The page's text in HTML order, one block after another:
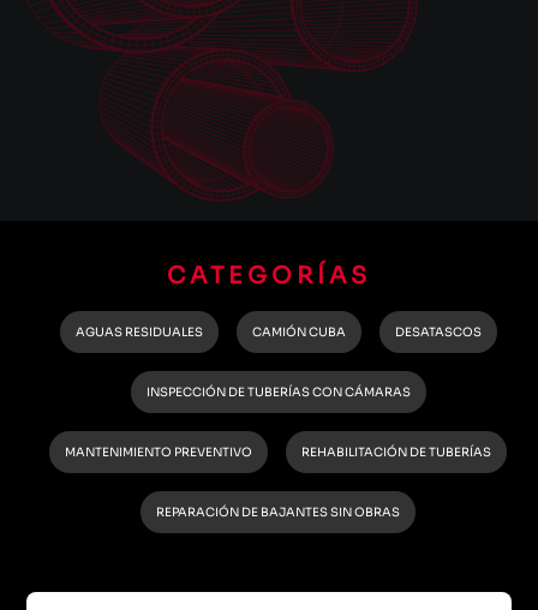
CATEGORÍAS
AGUAS RESIDUALES CAMIÓN CUBA DESATASCOS
INSPECCIÓN DE TUBERÍAS CON CÁMARAS
MANTENIMIENTO PREVENTIVO REHABILITACIÓN DE TUBERÍAS
REPARACIÓN DE BAJANTES SIN OBRAS